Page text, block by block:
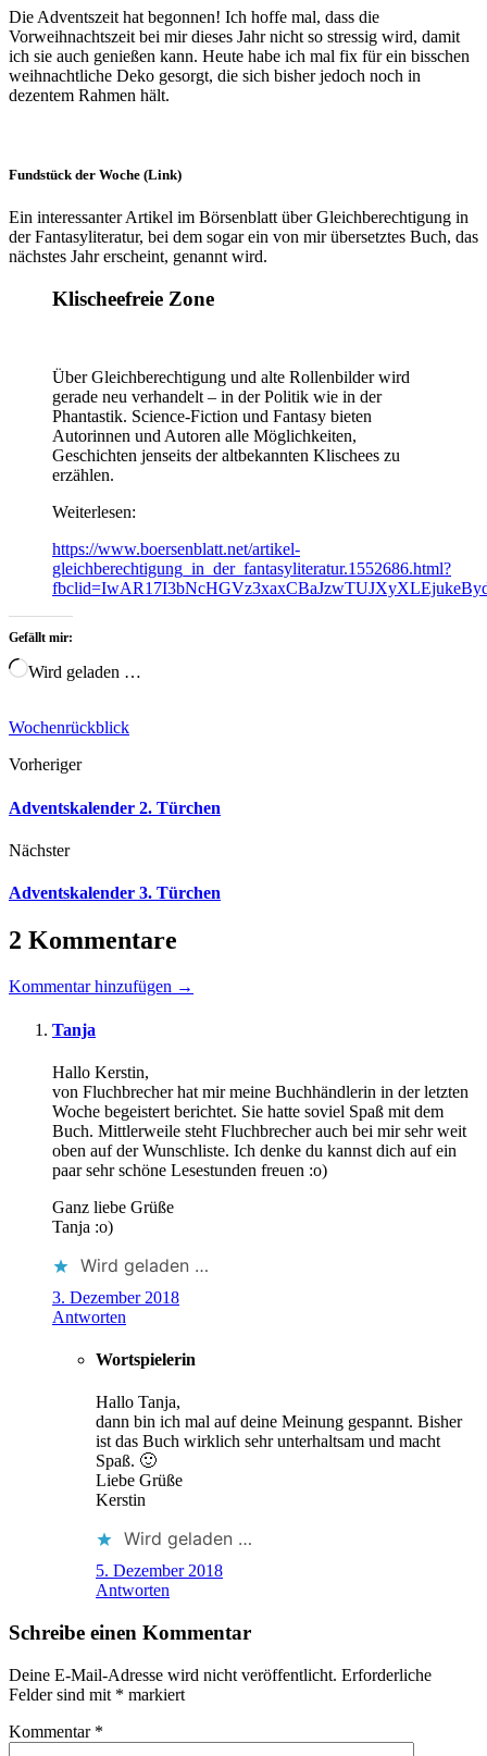
Die Adventszeit hat begonnen! Ich hoffe mal, dass die
Vorweihnachtszeit bei mir dieses Jahr nicht so stressig wird, damit
ich sie auch genießen kann. Heute habe ich mal fix für ein bisschen
weihnachtliche Deko gesorgt, die sich bisher jedoch noch in
dezentem Rahmen hält.
Fundstück der Woche (Link)
Ein interessanter Artikel im Börsenblatt über Gleichberechtigung in
der Fantasyliteratur, bei dem sogar ein von mir übersetztes Buch, das
nächstes Jahr erscheint, genannt wird.
Klischeefreie Zone
Über Gleichberechtigung und alte Rollenbilder wird
gerade neu verhandelt – in der Politik wie in der
Phantastik. Science-Fiction und Fantasy bieten
Autorinnen und Autoren alle Möglichkeiten,
Geschichten jenseits der altbekannten Klischees zu
erzählen.
Weiterlesen:
https://www.boersenblatt.net/artikel-
gleichberechtigung_in_der_fantasyliteratur.1552686.html?
Gefällt mir:
Wird geladen …
Wochenrückblick
Vorheriger
Adventskalender 2. Türchen
Nächster
Adventskalender 3. Türchen
2 Kommentare
Kommentar hinzufügen →
Tanja
Hallo Kerstin,
von Fluchbrecher hat mir meine Buchhändlerin in der letzten
Woche begeistert berichtet. Sie hatte soviel Spaß mit dem
Buch. Mittlerweile steht Fluchbrecher auch bei mir sehr weit
oben auf der Wunschliste. Ich denke du kannst dich auf ein
paar sehr schöne Lesestunden freuen :o)
Ganz liebe Grüße
Tanja :o)
Wird geladen …
3. Dezember 2018
Antworten
Wortspielerin
Hallo Tanja,
dann bin ich mal auf deine Meinung gespannt. Bisher
ist das Buch wirklich sehr unterhaltsam und macht
Spaß. 🙂
Liebe Grüße
Kerstin
Wird geladen …
5. Dezember 2018
Antworten
Schreibe einen Kommentar
Deine E-Mail-Adresse wird nicht veröffentlicht. Erforderliche
Felder sind mit * markiert
Kommentar *